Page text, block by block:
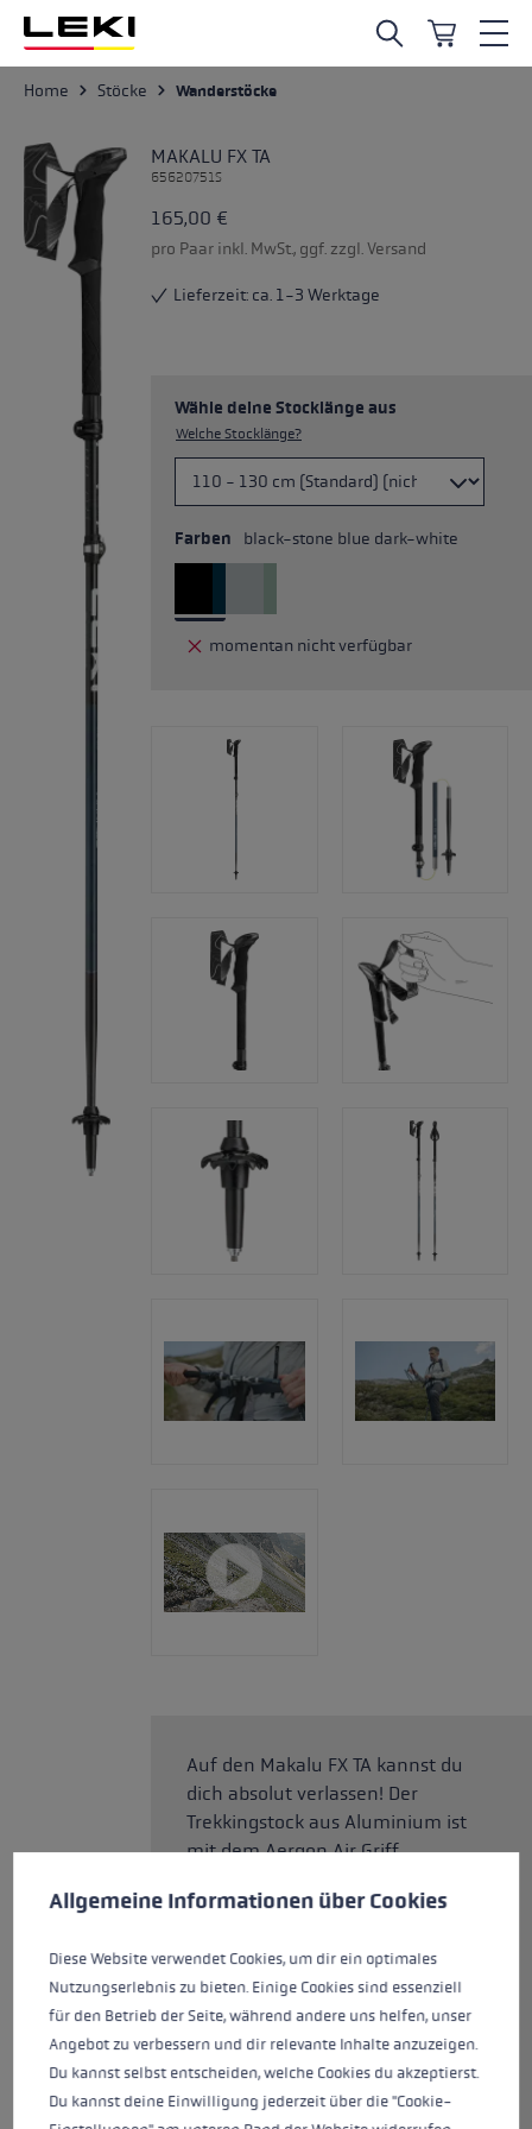
Zum Hauptinhalt springen
Home Stöcke Wanderstöcke
MAKALU FX TA
65620751S
165,00 €
pro Paar inkl. MwSt., ggf. zzgl. Versand
Lieferzeit: ca. 1-3 Werktage
Wähle deine Stocklänge aus
Welche Stocklänge?
Farben black-stone blue dark-white
momentan nicht verfügbar
Auf den Makalu FX TA kannst du
dich absolut verlassen! Der
Trekkingstock aus Aluminium ist
mit dem Aergon Air Griff
Hohlraumtechnologie
aus Leichtbauweise mit großen,
unterstützenden Flächen, die
allen ergonomischen
Anforderungen deiner Hand
entsprechen. Maximalen Grip
und Kontrolle beim
Cookie-Voreinstellungen
Allgemeine Informationen über Cookies
Diese Website verwendet Cookies, um dir ein optimales
Nutzungserlebnis zu bieten. Einige Cookies sind essenziell
für den Betrieb der Seite, während andere uns helfen, unser
Angebot zu verbessern und dir relevante Inhalte anzuzeigen.
Du kannst selbst entscheiden, welche Cookies du akzeptierst.
Du kannst deine Einwilligung jederzeit über die "Cookie-